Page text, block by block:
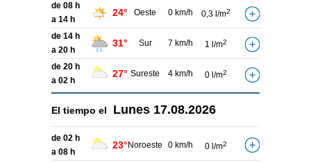
de 08 h
a 14 h
24° Oeste 0 km/h 0,3 l/m2
de 14 h
a 20 h
31° Sur 7 km/h 1 l/m2
de 20 h
a 02 h
27° Sureste 4 km/h 0 l/m2
El tiempo el Lunes 17.08.2026
de 02 h
a 08 h
23° Noroeste 0 km/h 0 l/m2